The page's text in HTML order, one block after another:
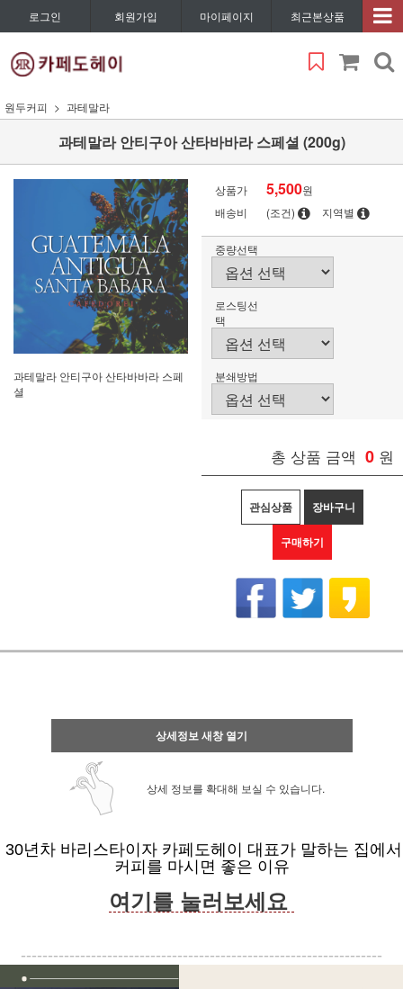
로그인 회원가입 마이페이지 최근본상품
원두커피 과테말라
과테말라 안티구아 산타바바라 스페셜 (200g)
과테말라 안티구아 산타바바라 스페
셜
상품가 5,500원
배송비
(조건) 지역별
중량선택
로스팅선
택
분쇄방법
총 상품 금액 0 원
관심상품 장바구니
구매하기
상세정보 새창 열기
상세 정보를 확대해 보실 수 있습니다.
30년차 바리스타이자 카페도헤이 대표가 말하는 집에서
커피를 마시면 좋은 이유
여기를 눌러보세요
-------------------------------------------------------------------